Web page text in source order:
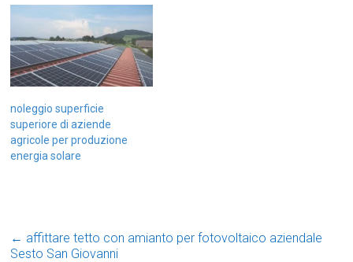
noleggio superficie
superiore di aziende
agricole per produzione
energia solare
← affittare tetto con amianto per fotovoltaico aziendale
Sesto San Giovanni